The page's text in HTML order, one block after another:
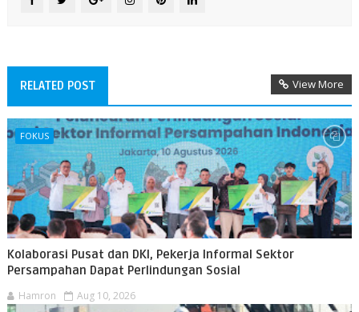
RELATED POST View More
FOKUS
Kolaborasi Pusat dan DKI, Pekerja Informal Sektor
Persampahan Dapat Perlindungan Sosial
Hamron Aug 10, 2026